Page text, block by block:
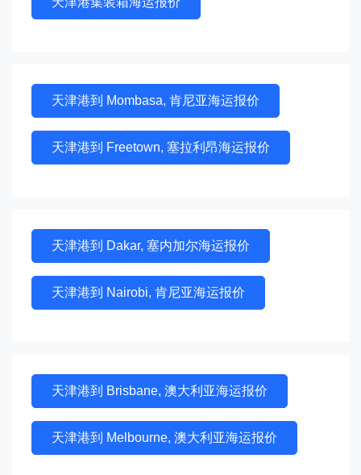
天津港到 Mombasa, 肯尼亚海运报价
天津港到 Freetown, 塞拉利昂海运报价
天津港到 Dakar, 塞内加尔海运报价
天津港到 Nairobi, 肯尼亚海运报价
天津港到 Brisbane, 澳大利亚海运报价
天津港到 Melbourne, 澳大利亚海运报价